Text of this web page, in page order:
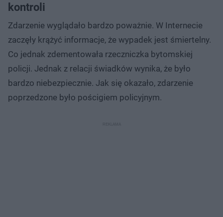
kontroli
Zdarzenie wyglądało bardzo poważnie. W Internecie
zaczęły krążyć informacje, że wypadek jest śmiertelny.
Co jednak zdementowała rzeczniczka bytomskiej
policji. Jednak z relacji świadków wynika, że było
bardzo niebezpiecznie. Jak się okazało, zdarzenie
poprzedzone było pościgiem policyjnym.